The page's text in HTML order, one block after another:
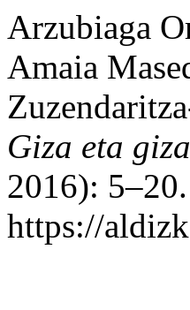
Arzubiaga
Amaia
Giza eta
2016):
https://